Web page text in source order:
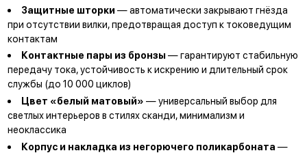
Защитные шторки — автоматически закрывают гнёзда
при отсутствии вилки, предотвращая доступ к токоведущим
контактам
Контактные пары из бронзы — гарантируют стабильную
передачу тока, устойчивость к искрению и длительный срок
службы (до 10 000 циклов)
Цвет «белый матовый» — универсальный выбор для
светлых интерьеров в стилях сканди, минимализм и
неоклассика
Корпус и накладка из негорючего поликарбоната —